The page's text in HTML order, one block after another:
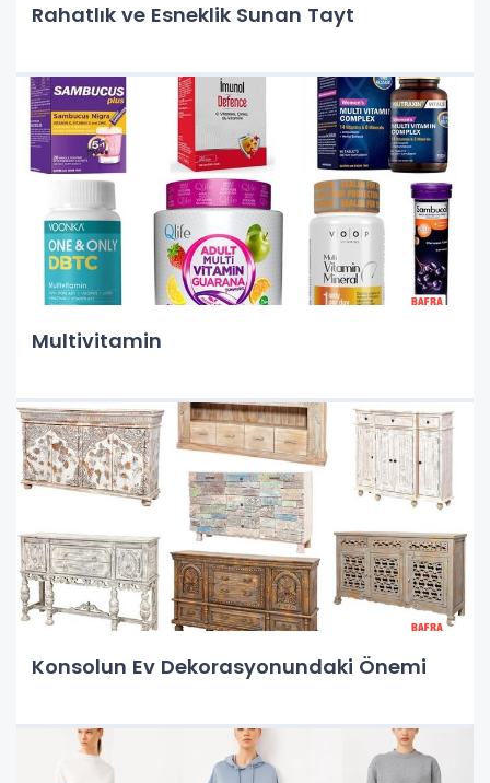
Rahatlık ve Esneklik Sunan Tayt
Multivitamin
Konsolun Ev Dekorasyonundaki Önemi